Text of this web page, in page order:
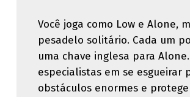
Você joga como Low e Alone,
pesadelo solitário. Cada um
uma chave inglesa para
especialistas em se esgueirar
obstáculos enormes e